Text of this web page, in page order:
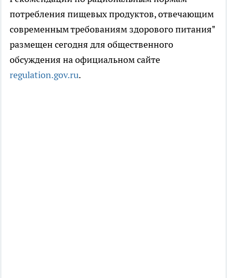
потребления пищевых продуктов, отвечающим
современным требованиям здорового питания"
размещен сегодня для общественного
обсуждения на официальном сайте
regulation.gov.ru.